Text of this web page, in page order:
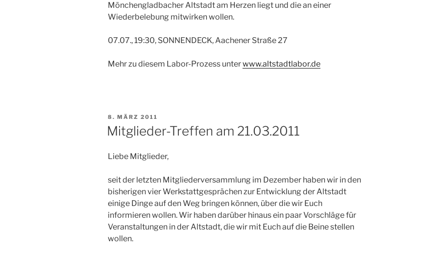
Mönchengladbacher Altstadt am Herzen liegt und die an einer
Wiederbelebung mitwirken wollen.
07.07., 19:30, SONNENDECK, Aachener Straße 27
Mehr zu diesem Labor-Prozess unterwww.altstadtlabor.de
VERÖFFENTLICHT
AM
8. MÄRZ 2011
Mitglieder-Treffen am 21.03.2011
Liebe Mitglieder,
seit der letzten Mitgliederversammlung im Dezember haben wir in den
bisherigen vier Werkstattgesprächen zur Entwicklung der Altstadt
einige Dinge auf den Weg bringen können, über die wir Euch
informieren wollen. Wir haben darüber hinaus ein paar Vorschläge für
Veranstaltungen in der Altstadt, die wir mit Euch auf die Beine stellen
wollen.